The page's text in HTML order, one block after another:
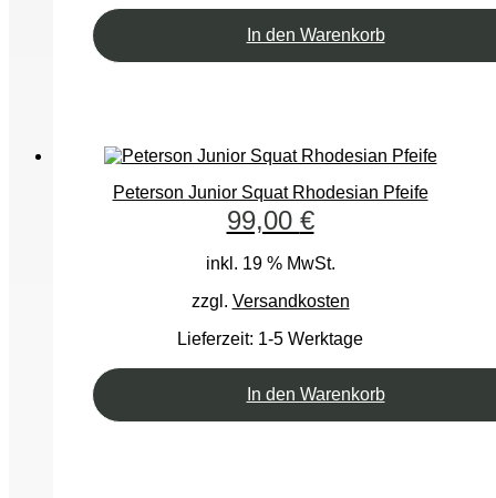
In den Warenkorb
Peterson Junior Squat Rhodesian Pfeife
99,00 €
inkl. 19 % MwSt.
zzgl. Versandkosten
Lieferzeit: 1-5 Werktage
In den Warenkorb